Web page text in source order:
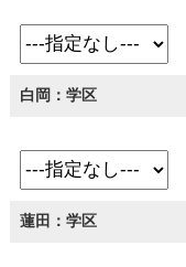
白岡：学区
蓮田：学区